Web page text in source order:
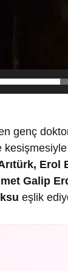
genç
Erol
Galip
eşlik